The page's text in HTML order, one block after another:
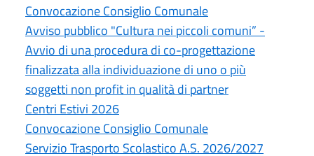
Convocazione Consiglio Comunale
Avviso pubblico "Cultura nei piccoli comuni” -
Avvio di una procedura di co-progettazione
finalizzata alla individuazione di uno o più
soggetti non profit in qualità di partner
Centri Estivi 2026
Convocazione Consiglio Comunale
Servizio Trasporto Scolastico A.S. 2026/2027